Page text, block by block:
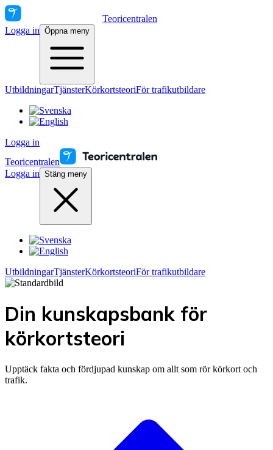
Teoricentralen
Logga in Öppna meny
UtbildningarTjänsterKörkortsteoriFör trafikutbildare
Logga in
Teoricentralen
Logga in Stäng meny
UtbildningarTjänsterKörkortsteoriFör trafikutbildare
Din kunskapsbank för
körkortsteori
Upptäck fakta och fördjupad kunskap om allt som rör körkort och
trafik.